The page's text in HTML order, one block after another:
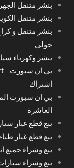
بنشر متنقل
بنشر متنقل
بنشر متنقل و
حولي
بنشر وكهرباء
اشتراك
بي ان سبورت
العاشرة
بيع قطع غيار
بيع قطع غيار
بيع وشراء جميع
بيع وشراء